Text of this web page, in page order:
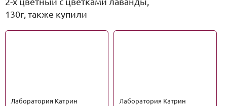
130г, также купили
Лаборатория Катрин
Лаборатория Катрин